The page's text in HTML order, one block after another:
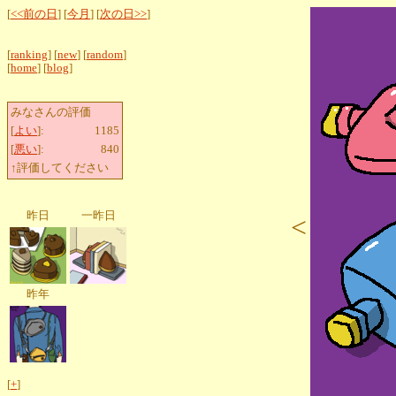
[<<前の日 ] [今月 ] [次の日>>]
[ranking] [new] [random]
[home] [blog]
みなさんの評価
[よい]:
1185
[悪い]:
840
↑評価してください
昨日 一昨日
昨年
[+]
<